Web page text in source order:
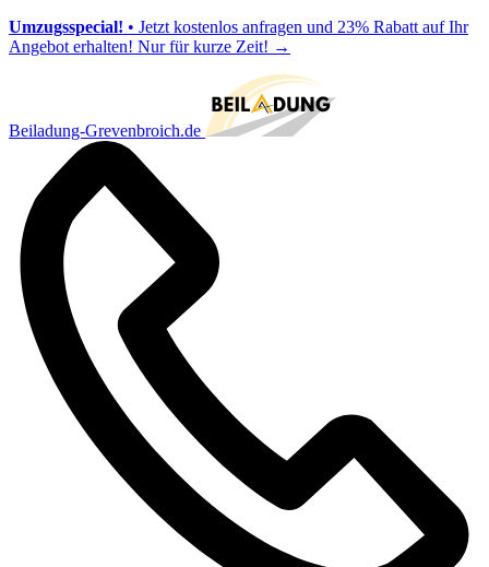
Umzugsspecial! • Jetzt kostenlos anfragen und 23% Rabatt auf Ihr
Angebot erhalten! Nur für kurze Zeit! →
Beiladung-Grevenbroich.de